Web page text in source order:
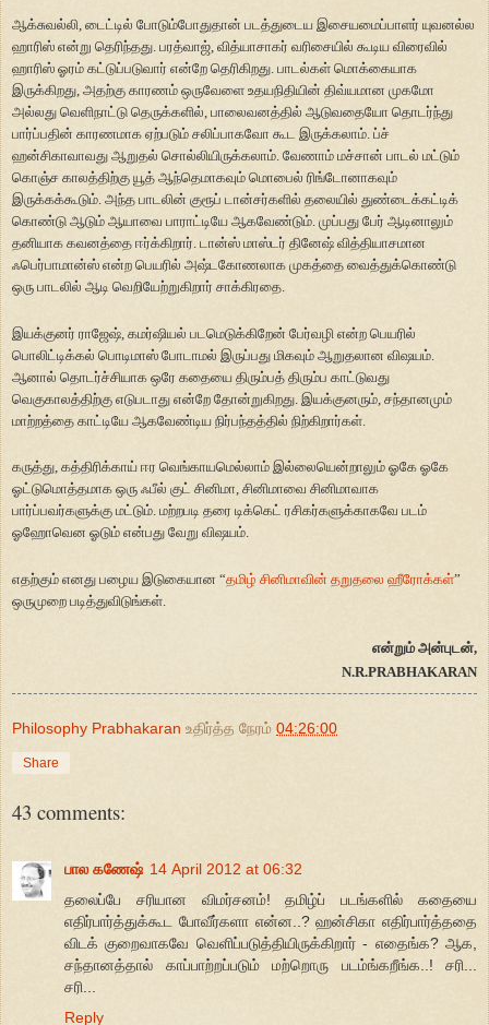
ஆக்சுவல்லி, டைட்டில் போடும்போதுதான் படத்துடைய இசையமைப்பாளர் யுவனல்ல
ஹாரிஸ் என்று தெரிந்தது. பரத்வாஜ், வித்யாசாகர் வரிசையில் கூடிய விரைவில்
ஹாரிஸ் ஓரம் கட்டுப்படுவார் என்றே தெரிகிறது. பாடல்கள் மொக்கையாக
இருக்கிறது, அதற்கு காரணம் ஒருவேளை உதயநிதியின் திவ்யமான முகமோ
அல்லது வெளிநாட்டு தெருக்களில், பாலைவனத்தில் ஆடுவதையோ தொடர்ந்து
பார்ப்பதின் காரணமாக ஏற்படும் சலிப்பாகவோ கூட இருக்கலாம். ப்ச்
ஹன்சிகாவாவது ஆறுதல் சொல்லியிருக்கலாம். வேணாம் மச்சான் பாடல் மட்டும்
கொஞ்ச காலத்திற்கு யூத் ஆந்தெமாகவும் மொபைல் ரிங்டோனாகவும்
இருக்கக்கூடும். அந்த பாடலின் குரூப் டான்சர்களில் தலையில் துண்டைக்கட்டிக்
கொண்டு ஆடும் ஆயாவை பாராட்டியே ஆகவேண்டும். முப்பது பேர் ஆடினாலும்
தனியாக கவனத்தை ஈர்க்கிறார். டான்ஸ் மாஸ்டர் தினேஷ் வித்தியாசமான
ஃபெர்பாமான்ஸ் என்ற பெயரில் அஷ்டகோணலாக முகத்தை வைத்துக்கொண்டு
ஒரு பாடலில் ஆடி வெறியேற்றுகிறார் சாக்கிரதை.
இயக்குனர் ராஜேஷ், கமர்ஷியல் படமெடுக்கிறேன் பேர்வழி என்ற பெயரில்
பொலிட்டிக்கல் பொடிமாஸ் போடாமல் இருப்பது மிகவும் ஆறுதலான விஷயம்.
ஆனால் தொடர்ச்சியாக ஒரே கதையை திரும்பத் திரும்ப காட்டுவது
வெகுகாலத்திற்கு எடுபடாது என்றே தோன்றுகிறது. இயக்குனரும், சந்தானமும்
மாற்றத்தை காட்டியே ஆகவேண்டிய நிர்பந்தத்தில் நிற்கிறார்கள்.
கருத்து, கத்திரிக்காய் ஈர வெங்காயமெல்லாம் இல்லையென்றாலும் ஓகே ஓகே
ஓட்டுமொத்தமாக ஒரு ஃபீல் குட் சினிமா, சினிமாவை சினிமாவாக
பார்ப்பவர்களுக்கு மட்டும். மற்றபடி தரை டிக்கெட் ரசிகர்களுக்காகவே படம்
ஓஹோவென ஓடும் என்பது வேறு விஷயம்.
எதற்கும் எனது பழைய இடுகையான “தமிழ் சினிமாவின் தறுதலை ஹீரோக்கள்”
ஒருமுறை படித்துவிடுங்கள்.
என்றும் அன்புடன்,
N.R.PRABHAKARAN
Philosophy Prabhakaran உதிர்த்த நேரம் 04:26:00
Share
43 comments:
பால கணேஷ் 14 April 2012 at 06:32
தலைப்பே சரியான விமர்சனம்! தமிழ்ப் படங்களில் கதையை
எதிர்பார்த்துக்கூட போவீர்களா என்ன..? ஹன்சிகா எதிர்பார்த்ததை
விடக் குறைவாகவே வெளிப்படுத்தியிருக்கிறார் - எதைங்க? ஆக,
சந்தானத்தால் காப்பாற்றப்படும் மற்றொரு படம்ங்கறீங்க..! சரி...
சரி...
Reply